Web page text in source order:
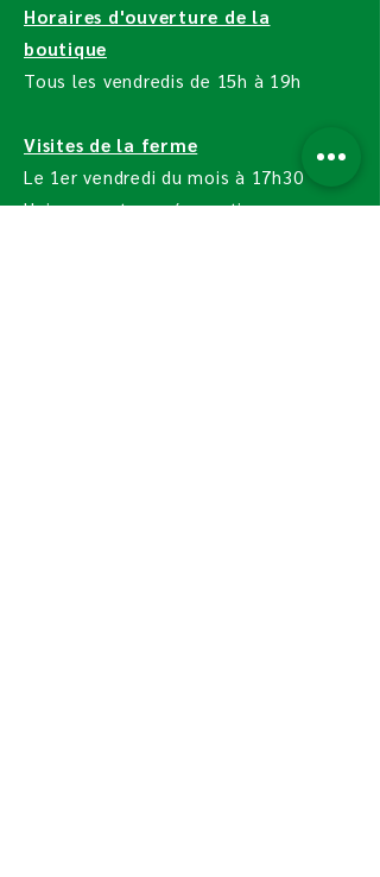
Horaires d'ouverture de la
boutique
Tous les vendredis de 15h à 19h
Visites de la ferme
Le 1er vendredi du mois à 17h30
Uniquement sur réservation